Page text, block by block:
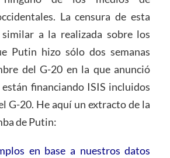
La censura de esta
a la realizada sobre los
Putin hizo sólo dos semanas
del G-20 en la que anunció
están financiando ISIS incluidos
G-20. He aquí un extracto de la
de Putin:
en base a nuestros datos